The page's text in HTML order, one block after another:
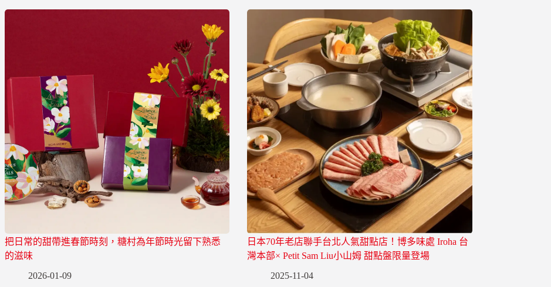
把日常的甜帶進春節時刻，糖村為年節時光留下熟悉
的滋味
2026-01-09
日本70年老店聯手台北人氣甜點店！博多味處 Iroha 台
灣本部× Petit Sam Liu小山姆 甜點盤限量登場
2025-11-04